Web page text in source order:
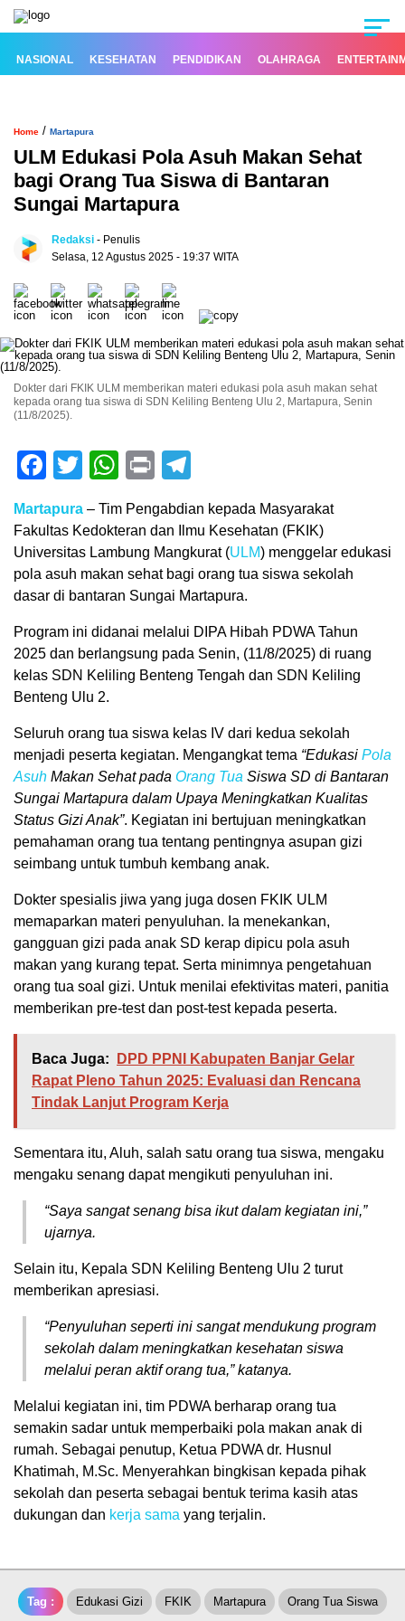
NASIONAL KESEHATAN PENDIDIKAN OLAHRAGA
Home / Martapura
ULM Edukasi Pola Asuh Makan Sehat
bagi Orang Tua Siswa di Bantaran
Sungai Martapura
Redaksi - Penulis
Selasa, 12 Agustus 2025 - 19:37 WITA
Dokter dari FKIK ULM memberikan materi edukasi pola asuh makan sehat
kepada orang tua siswa di SDN Keliling Benteng Ulu 2, Martapura, Senin
(11/8/2025).
Facebook
TwitterWhatsApp
Print
Martapura – Tim Pengabdian kepada Masyarakat
Fakultas Kedokteran dan Ilmu Kesehatan (FKIK)
Universitas Lambung Mangkurat (ULM) menggelar edukasi
pola asuh makan sehat bagi orang tua siswa sekolah
dasar di bantaran Sungai Martapura.
Program ini didanai melalui DIPA Hibah PDWA Tahun
2025 dan berlangsung pada Senin, (11/8/2025) di ruang
kelas SDN Keliling Benteng Tengah dan SDN Keliling
Benteng Ulu 2.
Seluruh orang tua siswa kelas IV dari kedua sekolah
menjadi peserta kegiatan. Mengangkat tema “Edukasi Pola
Asuh Makan Sehat pada Orang Tua Siswa SD di Bantaran
Sungai Martapura dalam Upaya Meningkatkan Kualitas
Status Gizi Anak”. Kegiatan ini bertujuan meningkatkan
pemahaman orang tua tentang pentingnya asupan gizi
seimbang untuk tumbuh kembang anak.
Dokter spesialis jiwa yang juga dosen FKIK ULM
memaparkan materi penyuluhan. Ia menekankan,
gangguan gizi pada anak SD kerap dipicu pola asuh
makan yang kurang tepat. Serta minimnya pengetahuan
orang tua soal gizi. Untuk menilai efektivitas materi, panitia
memberikan pre-test dan post-test kepada peserta.
Baca Juga:
DPD PPNI Kabupaten Banjar Gelar
Rapat Pleno Tahun 2025: Evaluasi dan Rencana
Tindak Lanjut Program Kerja
Sementara itu, Aluh, salah satu orang tua siswa, mengaku
mengaku senang dapat mengikuti penyuluhan ini.
“Saya sangat senang bisa ikut dalam kegiatan ini,”
ujarnya.
Selain itu, Kepala SDN Keliling Benteng Ulu 2 turut
memberikan apresiasi.
“Penyuluhan seperti ini sangat mendukung program
sekolah dalam meningkatkan kesehatan siswa
melalui peran aktif orang tua,” katanya.
Melalui kegiatan ini, tim PDWA berharap orang tua
semakin sadar untuk memperbaiki pola makan anak di
rumah. Sebagai penutup, Ketua PDWA dr. Husnul
Khatimah, M.Sc. Menyerahkan bingkisan kepada pihak
sekolah dan peserta sebagai bentuk terima kasih atas
dukungan dan kerja sama yang terjalin.
Tag : Edukasi Gizi FKIK Martapura Orang Tua Siswa